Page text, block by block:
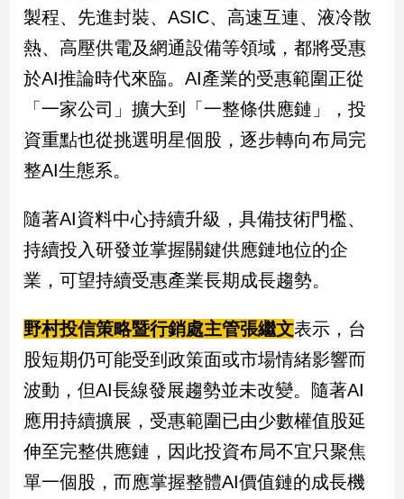
生
活
築/
內
計
旅
遊/
美
星
命
理
消
費
健
康/
親
製程、先進封裝、ASIC、高速互連、液冷散
熱、高壓供電及網通設備等領域，都將受惠
於AI推論時代來臨。AI產業的受惠範圍正從
「一家公司」擴大到「一整條供應鏈」，投
資重點也從挑選明星個股，逐步轉向布局完
整AI生態系。
隨著AI資料中心持續升級，具備技術門檻、
持續投入研發並掌握關鍵供應鏈地位的企
業，可望持續受惠產業長期成長趨勢。
野村投信策略暨行銷處主管張繼文表示，台
股短期仍可能受到政策面或市場情緒影響而
波動，但AI長線發展趨勢並未改變。隨著AI
應用持續擴展，受惠範圍已由少數權值股延
伸至完整供應鏈，因此投資布局不宜只聚焦
單一個股，而應掌握整體AI價值鏈的成長機